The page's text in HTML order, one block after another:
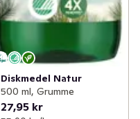
Diskmedel Natur
500 ml, Grumme
27,95 kr